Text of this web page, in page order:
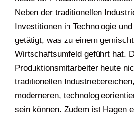
Neben der traditionellen
Investitionen in Technologie
getätigt, was zu einem
Wirtschaftsumfeld geführt hat.
Produktionsmitarbeiter heute
traditionellen
moderneren,
sein können. Zudem ist Hagen